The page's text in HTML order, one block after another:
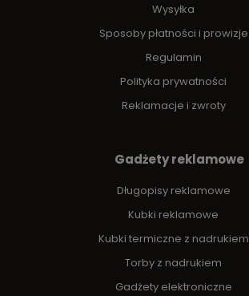
Wysyłka
Sposoby płatności i prowizje
Regulamin
Polityka prywatności
Reklamacje i zwroty
Gadżety reklamowe
Długopisy reklamowe
Kubki reklamowe
Kubki termiczne z nadrukiem
Torby z nadrukiem
Gadżety elektroniczne